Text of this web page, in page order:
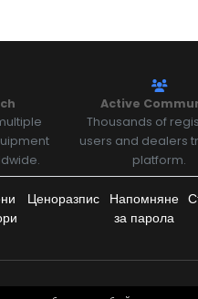
Active
Thousands of
users and dealers
platform.
Ценоразпис Напомняне
за парола